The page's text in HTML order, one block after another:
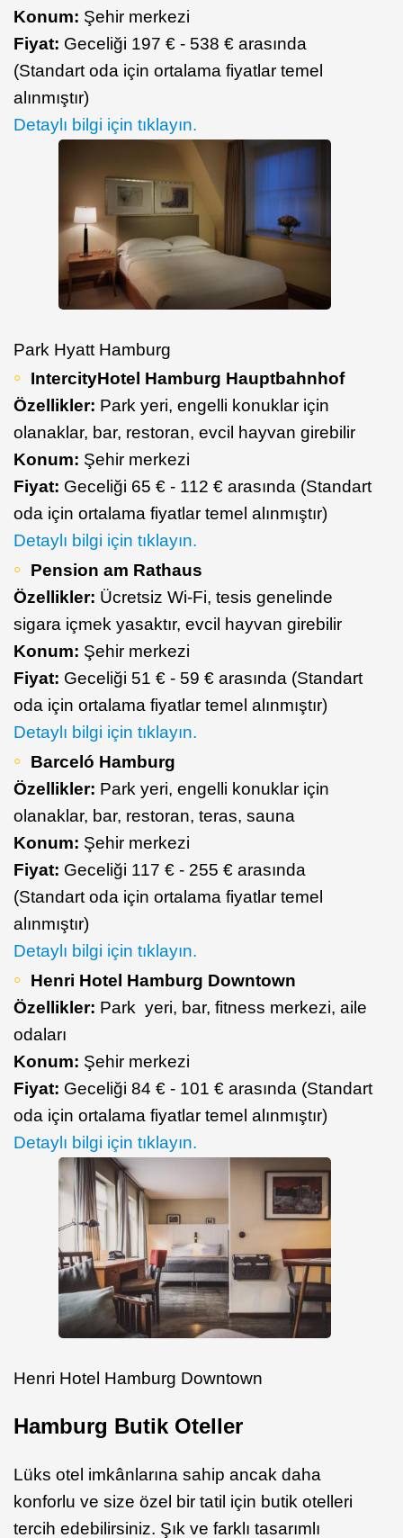
Konum: Şehir merkezi
Fiyat: Geceliği 197 € - 538 € arasında
(Standart oda için ortalama fiyatlar temel
alınmıştır)
Detaylı bilgi için tıklayın.
Park Hyatt Hamburg
IntercityHotel Hamburg Hauptbahnhof
Özellikler: Park yeri, engelli konuklar için
olanaklar, bar, restoran, evcil hayvan girebilir
Konum: Şehir merkezi
Fiyat: Geceliği 65 € - 112 € arasında (Standart
oda için ortalama fiyatlar temel alınmıştır)
Detaylı bilgi için tıklayın.
Pension am Rathaus
Özellikler: Ücretsiz Wi-Fi, tesis genelinde
sigara içmek yasaktır, evcil hayvan girebilir
Konum: Şehir merkezi
Fiyat: Geceliği 51 € - 59 € arasında (Standart
oda için ortalama fiyatlar temel alınmıştır)
Detaylı bilgi için tıklayın.
Barceló Hamburg
Özellikler: Park yeri, engelli konuklar için
olanaklar, bar, restoran, teras, sauna
Konum: Şehir merkezi
Fiyat: Geceliği 117 € - 255 € arasında
(Standart oda için ortalama fiyatlar temel
alınmıştır)
Detaylı bilgi için tıklayın.
Henri Hotel Hamburg Downtown
Özellikler: Park yeri, bar, fitness merkezi, aile
odaları
Konum: Şehir merkezi
Fiyat: Geceliği 84 € - 101 € arasında (Standart
oda için ortalama fiyatlar temel alınmıştır)
Detaylı bilgi için tıklayın.
Henri Hotel Hamburg Downtown
Hamburg Butik Oteller
Lüks otel imkânlarına sahip ancak daha
konforlu ve size özel bir tatil için butik otelleri
tercih edebilirsiniz. Şık ve farklı tasarımlı